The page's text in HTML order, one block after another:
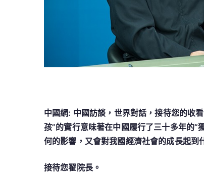
中國網: 中國訪談，世界對話，接待您的收
孩”的實行意味著在中國履行了三十多年的“
何的影響，又會對我國經濟社會的成長起到
接待您翟院長。